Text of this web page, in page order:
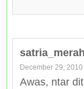
satria_merah
December 29, 2010
Awas, ntar